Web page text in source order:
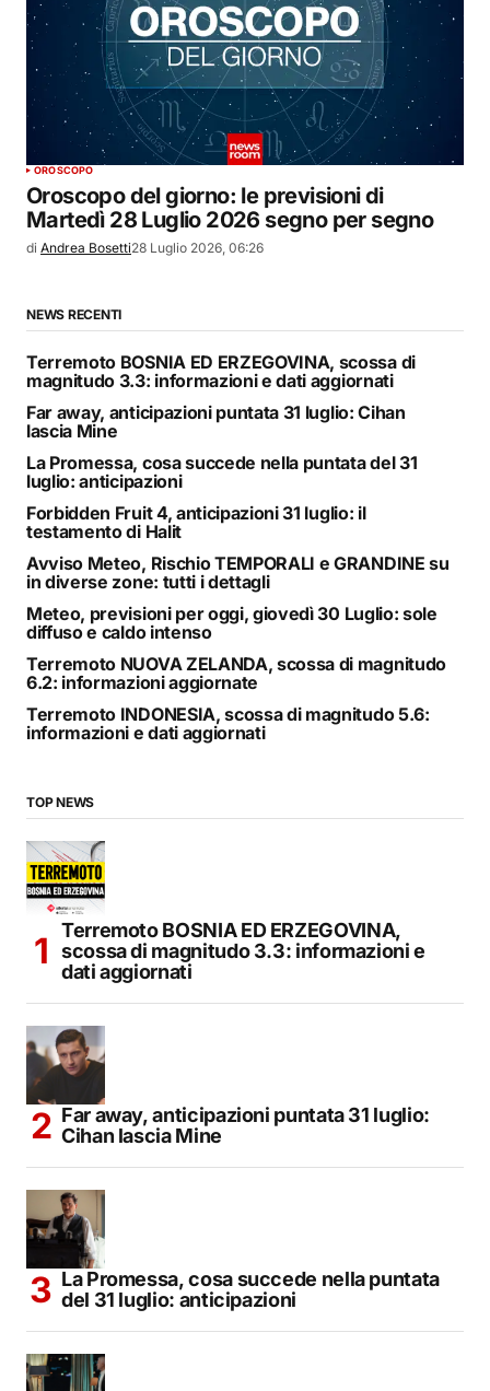
OROSCOPO
Oroscopo del giorno: le previsioni di
Martedì 28 Luglio 2026 segno per segno
di Andrea Bosetti28 Luglio 2026, 06:26
NEWS RECENTI
Terremoto BOSNIA ED ERZEGOVINA, scossa di
magnitudo 3.3: informazioni e dati aggiornati
Far away, anticipazioni puntata 31 luglio: Cihan
lascia Mine
La Promessa, cosa succede nella puntata del 31
luglio: anticipazioni
Forbidden Fruit 4, anticipazioni 31 luglio: il
testamento di Halit
Avviso Meteo, Rischio TEMPORALI e GRANDINE su
in diverse zone: tutti i dettagli
Meteo, previsioni per oggi, giovedì 30 Luglio: sole
diffuso e caldo intenso
Terremoto NUOVA ZELANDA, scossa di magnitudo
6.2: informazioni aggiornate
Terremoto INDONESIA, scossa di magnitudo 5.6:
informazioni e dati aggiornati
TOP NEWS
Terremoto BOSNIA ED ERZEGOVINA,
scossa di magnitudo 3.3: informazioni e
dati aggiornati
Far away, anticipazioni puntata 31 luglio:
Cihan lascia Mine
La Promessa, cosa succede nella puntata
del 31 luglio: anticipazioni